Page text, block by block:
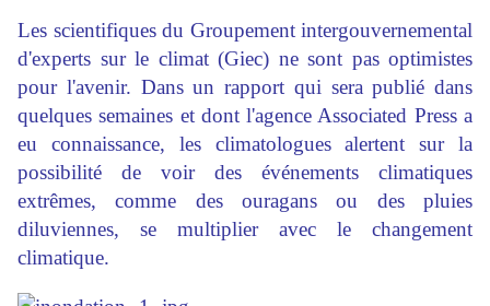
Les scientifiques du Groupement intergouvernemental
d'experts sur le climat (Giec) ne sont pas optimistes
pour l'avenir. Dans un rapport qui sera publié dans
quelques semaines et dont l'agence Associated Press a
eu connaissance, les climatologues alertent sur la
possibilité de voir des événements climatiques
extrêmes, comme des ouragans ou des pluies
diluviennes, se multiplier avec le changement
climatique.